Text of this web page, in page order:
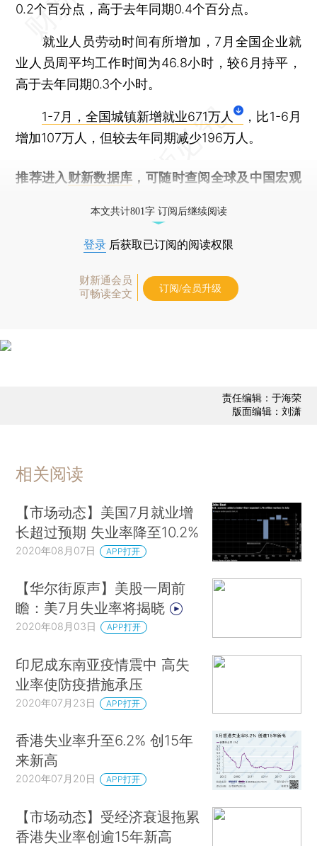
0.2个百分点，高于去年同期0.4个百分点。
就业人员劳动时间有所增加，7月全国企业就
业人员周平均工作时间为46.8小时，较6月持平，
高于去年同期0.3个小时。
1-7月，全国城镇新增就业671万人
，比1-6月
增加107万人，但较去年同期减少196万人。
推荐进入 财新数据库 ，可随时查阅全球及中国宏观
本文共计801字 订阅后继续阅读
登录 后获取已订阅的阅读权限
财新通会员
可畅读全文
订阅/会员升级
责任编辑：于海荣
版面编辑：刘潇
相关阅读
【市场动态】美国7月就业增
长超过预期 失业率降至10.2%
2020年08月07日 APP打开
【华尔街原声】美股一周前
瞻：美7月失业率将揭晓
2020年08月03日 APP打开
印尼成东南亚疫情震中 高失
业率使防疫措施承压
2020年07月23日 APP打开
香港失业率升至6.2% 创15年
来新高
2020年07月20日 APP打开
【市场动态】受经济衰退拖累
香港失业率创逾15年新高